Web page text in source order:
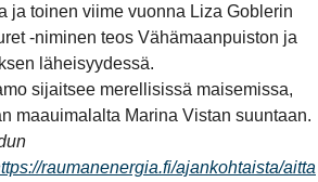
ja toinen viime vuonna Liza Goblerin
-niminen teos Vähämaanpuiston ja
läheisyydessä.
sijaitsee merellisissä maisemissa,
maauimalalta Marina Vistan suuntaan.
raumanenergia.fi/ajankohtaista/aitta